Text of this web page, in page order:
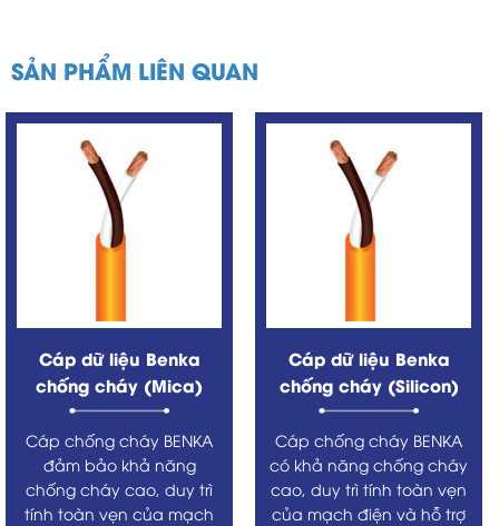
SẢN PHẨM LIÊN QUAN
Cáp dữ liệu Benka
chống cháy (Mica)
Cáp chống cháy BENKA
đảm bảo khả năng
chống cháy cao, duy trì
tính toàn vẹn của mạch
Cáp dữ liệu Benka
chống cháy (Silicon)
Cáp chống cháy BENKA
có khả năng chống cháy
cao, duy trì tính toàn vẹn
của mạch điện và hỗ trợ